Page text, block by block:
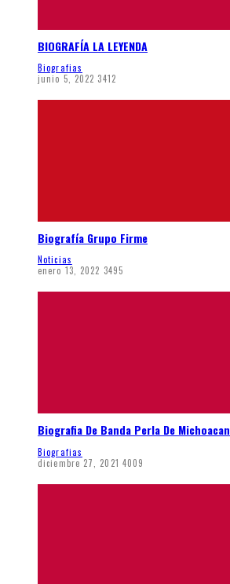
BIOGRAFÍA LA LEYENDA
Biografias
junio 5, 2022 3412
Biografía Grupo Firme
Noticias
enero 13, 2022 3495
Biografia De Banda Perla De Michoacan
Biografias
diciembre 27, 2021 4009